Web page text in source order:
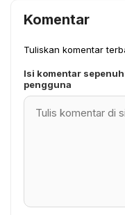
Komentar
Tuliskan komentar
Isi komentar
pengguna